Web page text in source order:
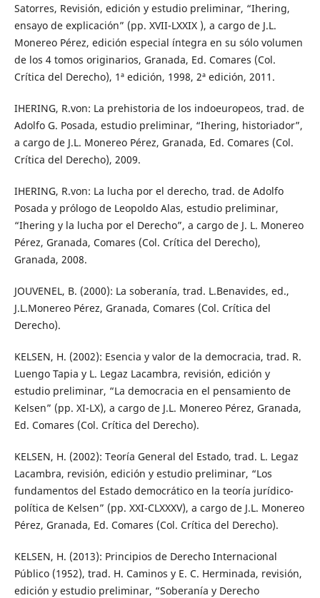
Satorres, Revisión, edición y estudio preliminar, “Ihering,
ensayo de explicación” (pp. XVII-LXXIX ), a cargo de J.L.
Monereo Pérez, edición especial íntegra en su sólo volumen
de los 4 tomos originarios, Granada, Ed. Comares (Col.
Crítica del Derecho), 1ª edición, 1998, 2ª edición, 2011.
IHERING, R.von: La prehistoria de los indoeuropeos, trad. de
Adolfo G. Posada, estudio preliminar, “Ihering, historiador”,
a cargo de J.L. Monereo Pérez, Granada, Ed. Comares (Col.
Crítica del Derecho), 2009.
IHERING, R.von: La lucha por el derecho, trad. de Adolfo
Posada y prólogo de Leopoldo Alas, estudio preliminar,
“Ihering y la lucha por el Derecho”, a cargo de J. L. Monereo
Pérez, Granada, Comares (Col. Crítica del Derecho),
Granada, 2008.
JOUVENEL, B. (2000): La soberanía, trad. L.Benavides, ed.,
J.L.Monereo Pérez, Granada, Comares (Col. Crítica del
Derecho).
KELSEN, H. (2002): Esencia y valor de la democracia, trad. R.
Luengo Tapia y L. Legaz Lacambra, revisión, edición y
estudio preliminar, “La democracia en el pensamiento de
Kelsen” (pp. XI-LX), a cargo de J.L. Monereo Pérez, Granada,
Ed. Comares (Col. Crítica del Derecho).
KELSEN, H. (2002): Teoría General del Estado, trad. L. Legaz
Lacambra, revisión, edición y estudio preliminar, “Los
fundamentos del Estado democrático en la teoría jurídico-
política de Kelsen” (pp. XXI-CLXXXV), a cargo de J.L. Monereo
Pérez, Granada, Ed. Comares (Col. Crítica del Derecho).
KELSEN, H. (2013): Principios de Derecho Internacional
Público (1952), trad. H. Caminos y E. C. Herminada, revisión,
edición y estudio preliminar, “Soberanía y Derecho